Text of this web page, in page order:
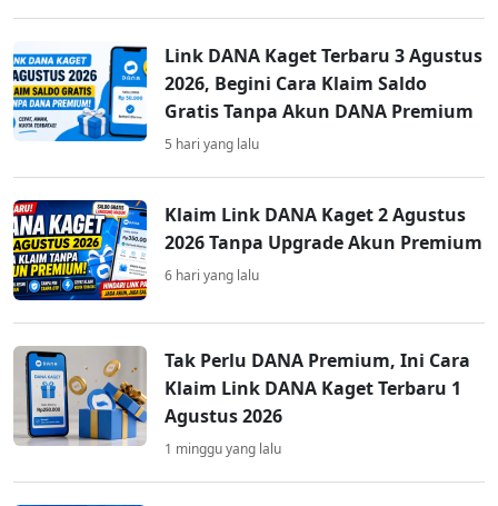
Link DANA Kaget Terbaru 3 Agustus
2026, Begini Cara Klaim Saldo
Gratis Tanpa Akun DANA Premium
5 hari yang lalu
Klaim Link DANA Kaget 2 Agustus
2026 Tanpa Upgrade Akun Premium
6 hari yang lalu
Tak Perlu DANA Premium, Ini Cara
Klaim Link DANA Kaget Terbaru 1
Agustus 2026
1 minggu yang lalu